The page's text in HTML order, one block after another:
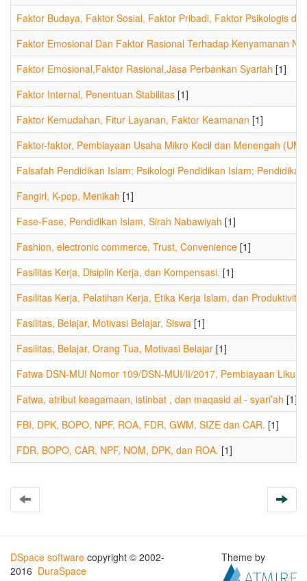
Faktor Budaya, Faktor Sosial, Faktor Pribadi, Faktor Psikologis
Faktor Emosional Dan Faktor Rasional Terhadap Kenyamanan
Faktor Emosional,Faktor Rasional,Jasa Perbankan Syariah [1]
Faktor Internal, Penentuan Stabilitas [1]
Faktor Kemudahan, Fitur Layanan, Faktor Keamanan [1]
Faktor-faktor, Pembiayaan Usaha Mikro Kecil dan Menengah
Falsafah Pendidikan Islam; Psikologi Pendidikan Islam;
Fangirl, K-pop, Menikah [1]
Fase-Fase, Pendidikan Islam, Sirah Nabawiyah [1]
Fashion, electronic commerce, Trust, Convenience [1]
Fasilitas Kerja, Disiplin Kerja, dan Kompensasi. [1]
Fasilitas Kerja, Pelatihan Kerja, Etika Kerja Islam, dan
Fasilitas, Belajar, Motivasi Belajar, Siswa [1]
Fasilitas, Belajar, Orang Tua, Motivasi Belajar [1]
Fatwa DSN-MUI Nomor 109/DSN-MUI/II/2017, Pembiayaan
Fatwa, atribut keagamaan, istinbat , dan maqasid al - syari’ah [1]
FBI, DPK, BOPO, NPF, ROA, FDR, GWM, SIZE dan CAR. [1]
FDR, BOPO, CAR, NPF, NOM, DPK, dan ROA. [1]
DSpace software copyright © 2002-
2016 DuraSpace
Theme by